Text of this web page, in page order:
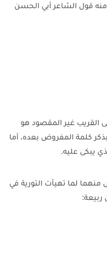
قول الشاعر أبي الحسن
القريب غير المقصود هو
كلمة المفروض بعده، أما
يبكى عليه.
منهما لما تهيأت التورية في
ربيعة: